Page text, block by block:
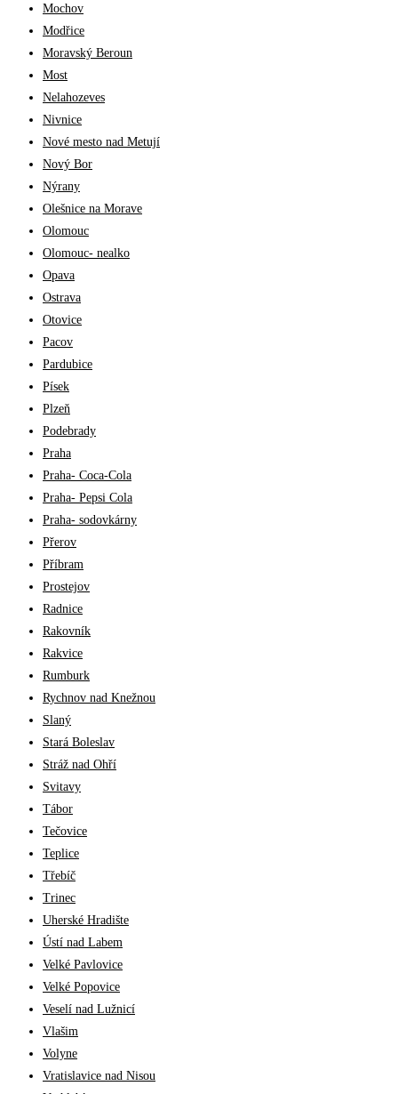
Mochov
Modřice
Moravský Beroun
Most
Nelahozeves
Nivnice
Nové mesto nad Metují
Nový Bor
Nýrany
Olešnice na Morave
Olomouc
Olomouc- nealko
Opava
Ostrava
Otovice
Pacov
Pardubice
Písek
Plzeň
Podebrady
Praha
Praha- Coca-Cola
Praha- Pepsi Cola
Praha- sodovkárny
Přerov
Příbram
Prostejov
Radnice
Rakovník
Rakvice
Rumburk
Rychnov nad Knežnou
Slaný
Stará Boleslav
Stráž nad Ohří
Svitavy
Tábor
Tečovice
Teplice
Třebíč
Trinec
Uherské Hradište
Ústí nad Labem
Velké Pavlovice
Velké Popovice
Veselí nad Lužnicí
Vlašim
Volyne
Vratislavice nad Nisou